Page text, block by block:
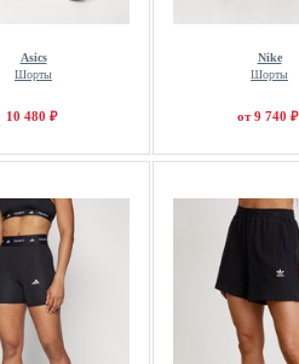
Asics
Шорты
10 480 ₽
Nike
Шорты
от 9 740 ₽